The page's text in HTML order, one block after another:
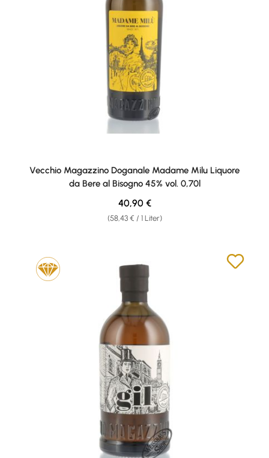
Vecchio Magazzino Doganale Madame Milu Liquore
da Bere al Bisogno 45% vol. 0,70l
(58,43 € / 1 Liter)
Regulärer Preis:
40,90 €